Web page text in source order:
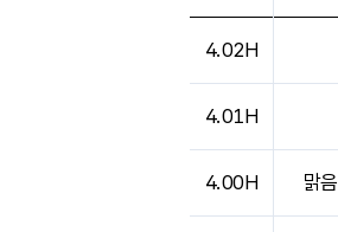
4.02H
4.01H
4.00H 맑음